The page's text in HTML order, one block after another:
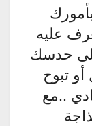
بأمورك
عليه
على حدسك
تبوح
..مع